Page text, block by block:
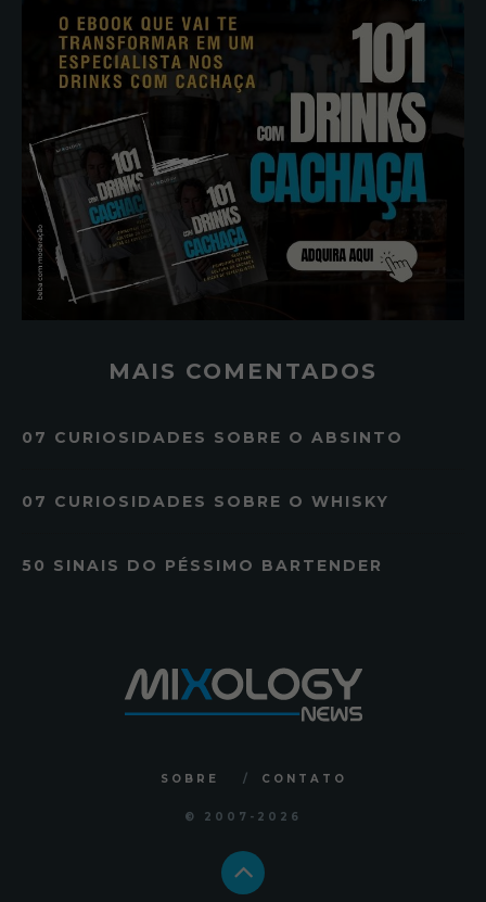
MAIS COMENTADOS
07 CURIOSIDADES SOBRE O ABSINTO
07 CURIOSIDADES SOBRE O WHISKY
50 SINAIS DO PÉSSIMO BARTENDER
SOBRE CONTATO
© 2007 -2026